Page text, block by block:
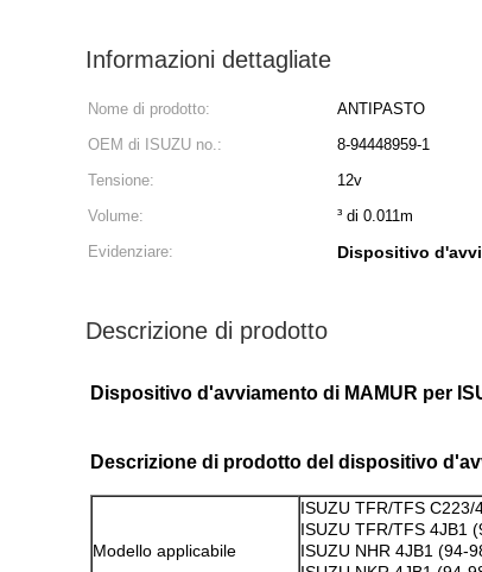
Informazioni dettagliate
Nome di prodotto: ANTIPASTO
OEM di ISUZU no.:
8-94448959-1
Tensione:
12v
Volume:
³ di 0.011m
Evidenziare:
Dispositivo
Descrizione di prodotto
Dispositivo d'avviamento di MAMUR per
Descrizione di prodotto del dispositivo
Modello applicabile
ISUZU TFR/TFS C223/
ISUZU TFR/TFS 4JB1
ISUZU NHR 4JB1 (94-